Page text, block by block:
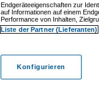
Endgeräteeigenschaften zur
auf Informationen auf einem
Performance von Inhalten,
Liste der Partner (Lieferanten)
Konfigurieren